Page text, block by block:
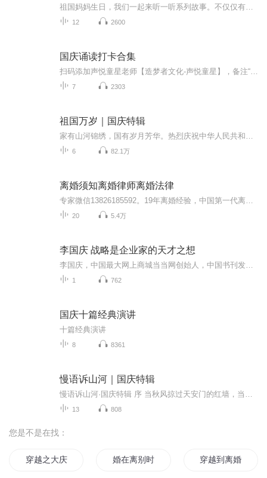
12 2600
国庆诵读打卡合集
7 2303
祖国万岁｜国庆特辑
6 82.1万
离婚须知离婚律师离婚法律
20 5.4万
李国庆 战略是企业家的天才之想
1 762
国庆十篇经典演讲
十篇经典演讲
8 8361
慢语诉山河｜国庆特辑
13 808
您是不是在找：
穿越之大庆帝国 婚在离别时 穿越到离婚以后